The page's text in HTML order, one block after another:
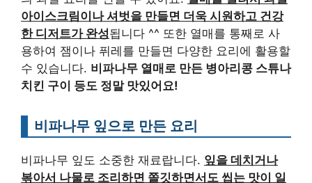
아이스크림이나 셔벗을 만들면 더욱 시원하고 건강
한 디저트가 완성됩니다 ^^ 또한 열매를 통째로 사
용하여 잼이나 퓌레를 만들면 다양한 요리에 활용할
수 있습니다. 비파나무 열매로 만든 병아리콩 스튜나
치킨 구이 등도 정말 맛있어요!
비파나무 잎으로 만든 요리
비파나무 잎도 소중한 재료랍니다. 잎을 데치거나
볶아서 나물로 조리하면 쫄깃하면서도 씹는 맛이 일